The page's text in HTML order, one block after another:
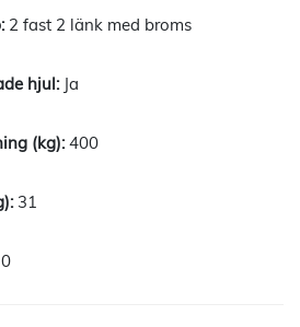
2 fast 2 länk med broms
Ja
400
31
0